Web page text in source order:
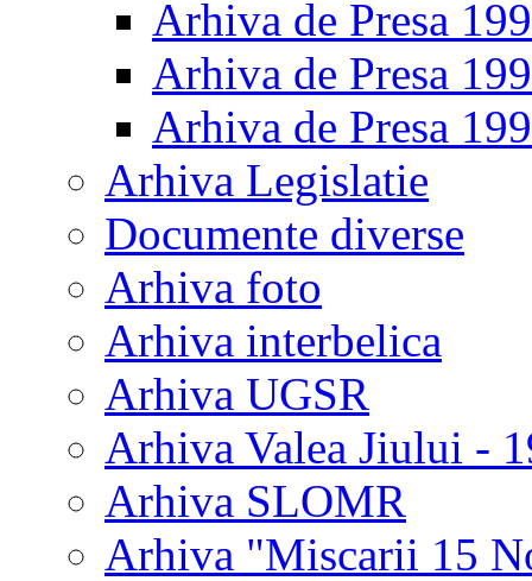
Arhiva de Presa
Arhiva de Presa
Arhiva de Presa
Arhiva Legislatie
Documente diverse
Arhiva foto
Arhiva interbelica
Arhiva UGSR
Arhiva Valea Jiului -
Arhiva SLOMR
Arhiva "Miscarii 15